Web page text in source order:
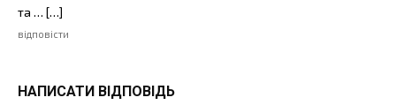
та … […]
відповісти
НАПИСАТИ ВІДПОВІДЬ